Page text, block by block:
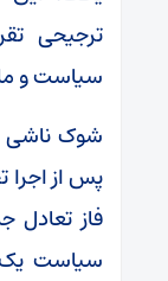
سیاست و
شوک ناشی
پس از
فاز تعادل
سیاست